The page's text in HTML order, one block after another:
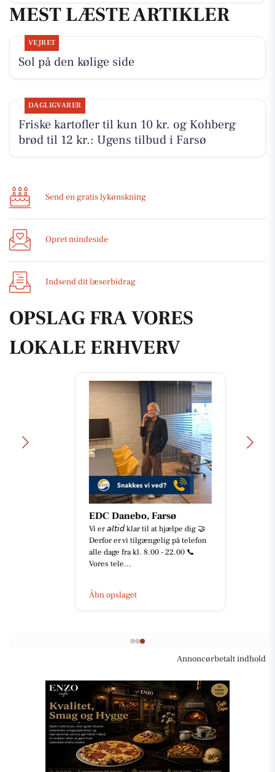
MEST LÆSTE ARTIKLER
VEJRET
Sol på den kølige side
DAGLIGVARER
Friske kartofler til kun 10 kr. og Kohberg
brød til 12 kr.: Ugens tilbud i Farsø
Send en gratis lykønskning
Opret mindeside
Indsend dit læserbidrag
OPSLAG FRA VORES
LOKALE ERHVERV
EDC Danebo, Farsø
Vi er 𝘢𝘭𝘵𝘪𝘥 klar til at hjælpe dig 🤝
Derfor er vi tilgængelig på telefon
alle dage fra kl. 8.00 - 22.00 📞
Vores tele...
Åbn opslaget
Annoncørbetalt indhold